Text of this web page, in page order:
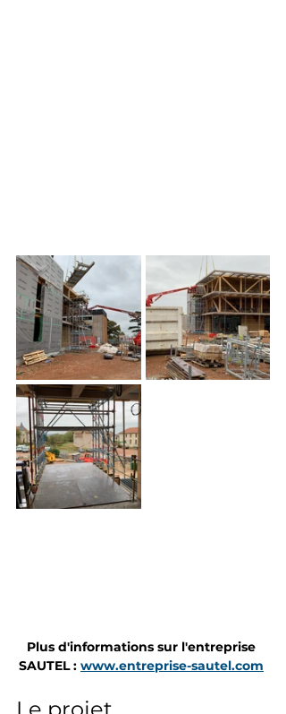
Plus d'informations sur l'entreprise
SAUTEL : www.entreprise-sautel.com
Le projet